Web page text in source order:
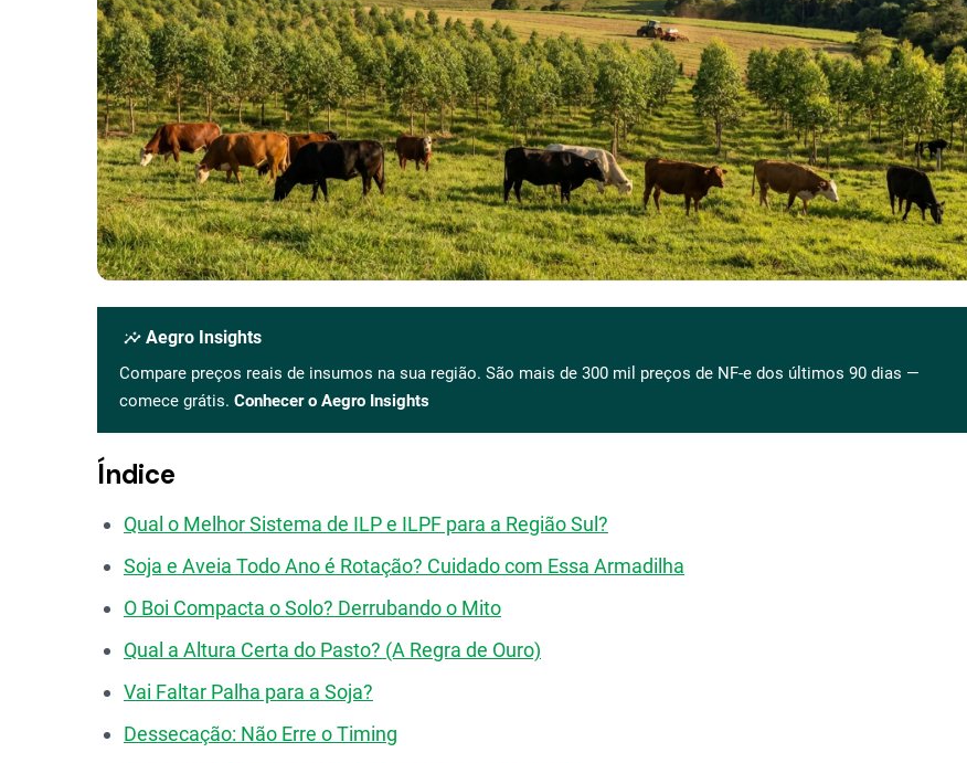
insights Aegro Insights
Compare preços reais de insumos na sua região. São mais de 300 mil preços de NF-e dos últimos 90 dias —
comece grátis. Conhecer o Aegro Insights
Índice
Qual o Melhor Sistema de ILP e ILPF para a Região Sul?
Soja e Aveia Todo Ano é Rotação? Cuidado com Essa Armadilha
O Boi Compacta o Solo? Derrubando o Mito
Qual a Altura Certa do Pasto? (A Regra de Ouro)
Vai Faltar Palha para a Soja?
Dessecação: Não Erre o Timing